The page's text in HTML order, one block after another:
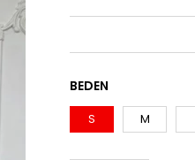
BEDEN
S M